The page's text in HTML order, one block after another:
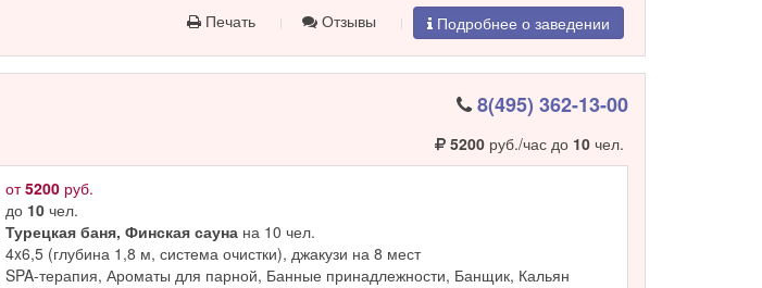
Печать Отзывы Подробнее о заведении
8(495) 362-13-00
5200руб./час до 10чел.
от5200 руб.
до 10 чел.
Турецкая баня, Финская сауна на 10 чел.
4x6,5 (глубина 1,8 м, система очистки), джакузи на 8 мест
SPA-терапия, Ароматы для парной, Банные принадлежности, Банщик, Кальян